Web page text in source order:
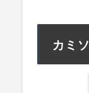
カミ